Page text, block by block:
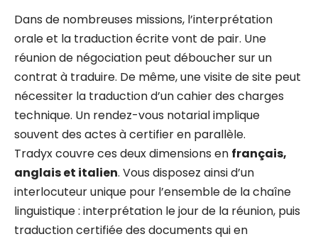
Dans de nombreuses missions, l’interprétation
orale et la traduction écrite vont de pair. Une
réunion de négociation peut déboucher sur un
contrat à traduire. De même, une visite de site peut
nécessiter la traduction d’un cahier des charges
technique. Un rendez-vous notarial implique
souvent des actes à certifier en parallèle.
Tradyx couvre ces deux dimensions en français,
anglais et italien. Vous disposez ainsi d’un
interlocuteur unique pour l’ensemble de la chaîne
linguistique : interprétation le jour de la réunion, puis
traduction certifiée des documents qui en